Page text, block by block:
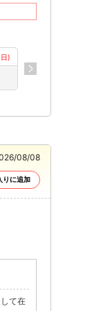
)
08/08
に追加
て在